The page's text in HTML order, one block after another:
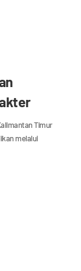
Timur
melalui